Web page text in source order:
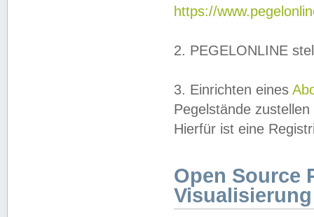
https://
2. PEGELONLINE
3. Einrichten eines
Pegelstände
Hierfür ist eine
Open Source
Visualisierung